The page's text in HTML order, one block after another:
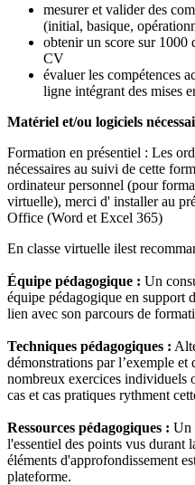
mesurer et valider des
(initial, basique,
obtenir un score sur 1000
CV
évaluer les compétences
ligne intégrant des mises
Matériel et/ou logiciels
Formation en présentiel : Les
nécessaires au suivi de cette
ordinateur personnel (pour
virtuelle), merci d' installer au
Office (Word et Excel 365)
En classe virtuelle ilest
Équipe pédagogique : Un
équipe pédagogique en support
lien avec son parcours de
Techniques pédagogiques :
démonstrations par l’exemple et
nombreux exercices individuels
cas et cas pratiques rythment
Ressources pédagogiques : Un
l'essentiel des points vus durant
éléments d'approfondissement
plateforme.